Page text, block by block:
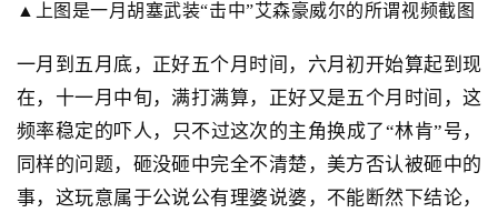
▲上图是一月胡塞武装“击中”艾森豪威尔的所谓视频截图
一月到五月底，正好五个月时间，六月初开始算起到现
在，十一月中旬，满打满算，正好又是五个月时间，这
频率稳定的吓人，只不过这次的主角换成了“林肯”号，
同样的问题，砸没砸中完全不清楚，美方否认被砸中的
事，这玩意属于公说公有理婆说婆，不能断然下结论，